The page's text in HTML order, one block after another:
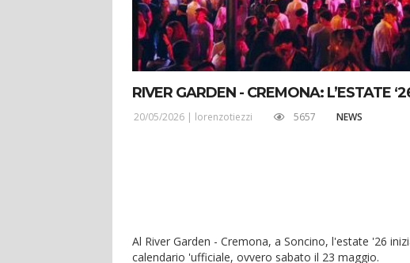
RIVER GARDEN - CREMONA: L’ESTATE
20/05/2026 | lorenzotiezzi 5657 NEWS
Al River Garden - Cremona, a Soncino, l'estate '26
calendario 'ufficiale, ovvero sabato il 23 maggio.